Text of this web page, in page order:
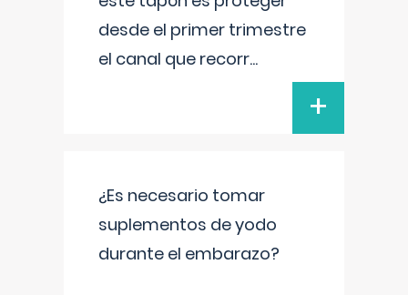
desde el primer trimestre
el canal que recorr...
+
¿Es necesario tomar
suplementos de yodo
durante el embarazo?